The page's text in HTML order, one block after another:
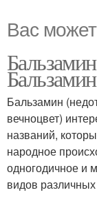
Вас
Бальзамин
Бальзамин
вечноцвет)
названий,
народное
одногодичное и
видов